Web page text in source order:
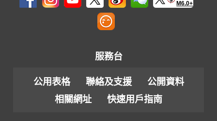
M6.0+
服務台
公用表格 聯絡及支援
公開資料
相關網址
快速用戶指南